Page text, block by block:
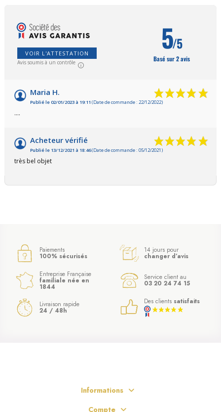
VOIR L'ATTESTATION
Avis soumis à un contrôle
5/5
Basé sur 2 avis
Maria H.
Publié le 02/01/2023 à 19:11 (Date de commande : 22/12/2022)
....
Acheteur vérifié
Publié le 13/12/2021 à 18:46(Date de commande : 05/12/2021)
très bel objet
Paiements
100% sécurisés
14 jours pour
changer d’avis
Entreprise Française
familiale née en
1844
Service client au
03 20 24 74 15
Livraison rapide
24 / 48h
Des clients satisfaits
Informations
Compte